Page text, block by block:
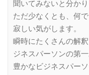
聞いてみないと分かり
ただ少なくとも、何
寂しい気がします。
瞬時にたくさんの解
ジネスパーソンの第
豊かなビジネスパーソ